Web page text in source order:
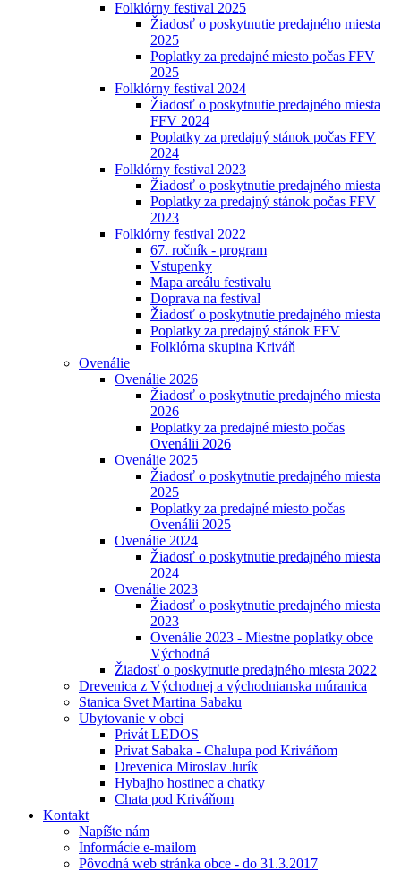
Folklórny festival 2025
Žiadosť o poskytnutie predajného miesta
2025
Poplatky za predajné miesto počas FFV
2025
Folklórny festival 2024
Žiadosť o poskytnutie predajného miesta
FFV 2024
Poplatky za predajný stánok počas FFV
2024
Folklórny festival 2023
Žiadosť o poskytnutie predajného miesta
Poplatky za predajný stánok počas FFV
2023
Folklórny festival 2022
67. ročník - program
Vstupenky
Mapa areálu festivalu
Doprava na festival
Žiadosť o poskytnutie predajného miesta
Poplatky za predajný stánok FFV
Folklórna skupina Kriváň
Ovenálie
Ovenálie 2026
Žiadosť o poskytnutie predajného miesta
2026
Poplatky za predajné miesto počas
Ovenálii 2026
Ovenálie 2025
Žiadosť o poskytnutie predajného miesta
2025
Poplatky za predajné miesto počas
Ovenálii 2025
Ovenálie 2024
Žiadosť o poskytnutie predajného miesta
2024
Ovenálie 2023
Žiadosť o poskytnutie predajného miesta
2023
Ovenálie 2023 - Miestne poplatky obce
Východná
Žiadosť o poskytnutie predajného miesta 2022
Drevenica z Východnej a východnianska múranica
Stanica Svet Martina Sabaku
Ubytovanie v obci
Privát LEDOS
Privat Sabaka - Chalupa pod Kriváňom
Drevenica Miroslav Jurík
Hybajho hostinec a chatky
Chata pod Kriváňom
Kontakt
Napíšte nám
Informácie e-mailom
Pôvodná web stránka obce - do 31.3.2017